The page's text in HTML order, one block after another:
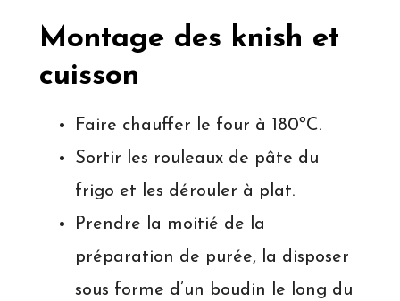
Montage des knish et
cuisson
Faire chauffer le four à 180ºC.
Sortir les rouleaux de pâte du
frigo et les dérouler à plat.
Prendre la moitié de la
préparation de purée, la disposer
sous forme d’un boudin le long du